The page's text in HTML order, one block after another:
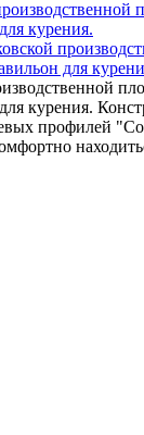
для
курения.
профилей